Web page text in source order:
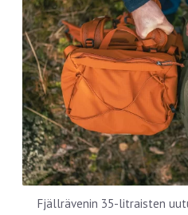
Fjällrävenin 35-litraisten